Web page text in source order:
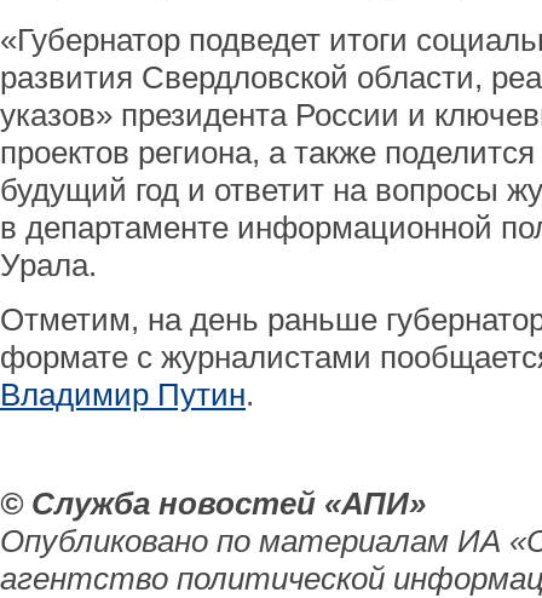
«Губернатор подведет итоги
развития Свердловской области,
указов» президента России и
проектов региона, а также
будущий год и ответит на вопросы
в департаменте информационной
Урала.
Отметим, на день раньше
формате с журналистами
Владимир Путин.
© Служба новостей «АПИ»
Опубликовано по материалам ИА
агентство политической